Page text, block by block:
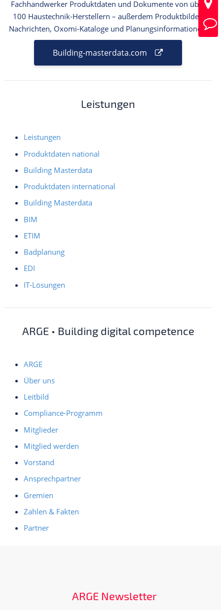
Fachhandwerker Produktdaten und Dokumente von über
100 Haustechnik-Herstellern – außerdem Produktbilder,
Nachrichten, Oxomi-Kataloge und Planungsinformationen.
Building-masterdata.com
Leistungen
Leistungen
Produktdaten national
Building Masterdata
Produktdaten international
Building Masterdata
BIM
ETIM
Badplanung
EDI
IT-Lösungen
ARGE • Building digital competence
ARGE
Über uns
Leitbild
Compliance-Programm
Mitglieder
Mitglied werden
Vorstand
Ansprechpartner
Gremien
Zahlen & Fakten
Partner
ARGE Newsletter